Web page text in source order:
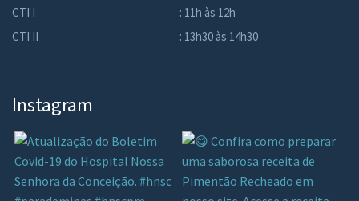
CTI I
: 11h às 12h
CTI II
: 13h30 às 14h30
Instagram